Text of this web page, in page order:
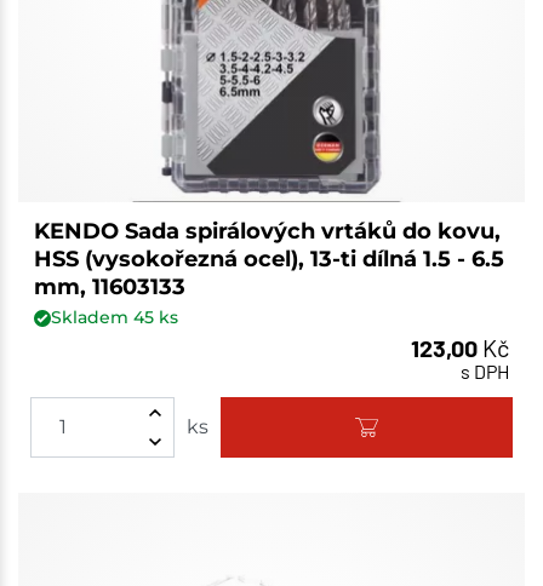
KENDO Sada spirálových vrtáků do kovu,
HSS (vysokořezná ocel), 13-ti dílná 1.5 - 6.5
mm, 11603133
Skladem 45ks
123,00 Kč
s DPH
ks